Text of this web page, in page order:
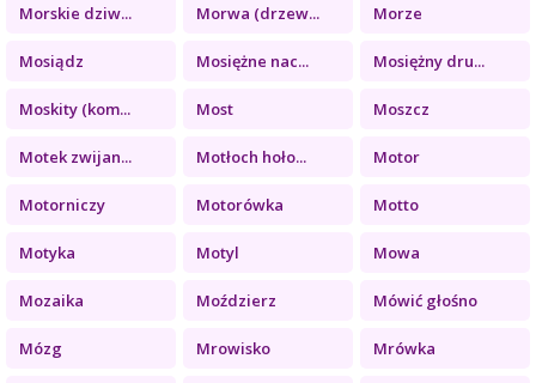
Morskie dziw... Morwa (drzew... Morze
Mosiądz Mosiężne nac... Mosiężny dru...
Moskity (kom... Most Moszcz
Motek zwijan... Motłoch hoło... Motor
Motorniczy Motorówka Motto
Motyka Motyl Mowa
Mozaika Moździerz Mówić głośno
Mózg Mrowisko Mrówka